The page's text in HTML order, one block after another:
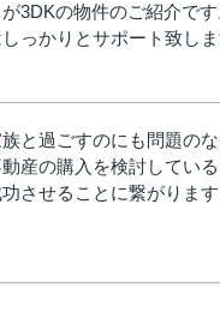
3DKの物件のご紹介で
っかりとサポート致し
と過ごすのにも問題の
産の購入を検討してい
させることに繋がります